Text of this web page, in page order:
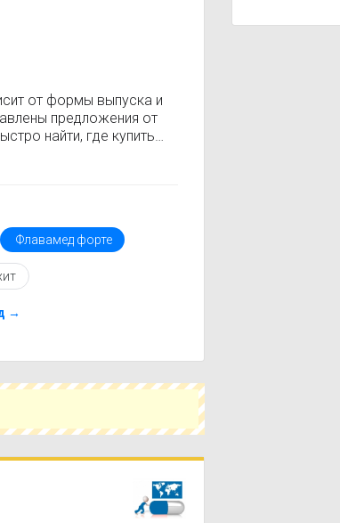
от формы выпуска и
предложения от
найти, где купить
цене. Информация о
ознакомиться с
и
вы можете
с похожим
доступной ценой.
предложения. Это
Флавамед форте
→